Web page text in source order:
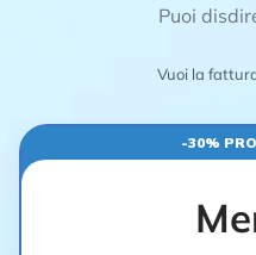
Puoi
Vuoi la
-30%